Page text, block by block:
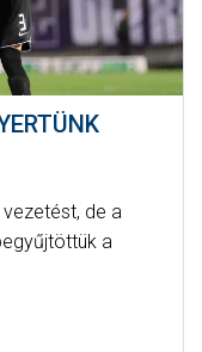
de a
a